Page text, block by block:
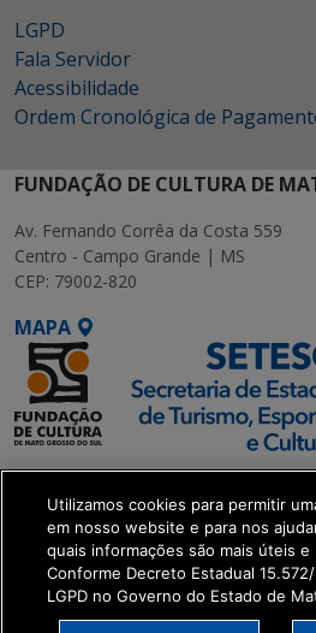
LGPD
Fala Servidor
Acessibilidade
Ordem Cronológica de
FUNDAÇÃO DE CULTURA DE
Av. Fernando Corrêa da Costa 559
Centro - Campo Grande | MS
CEP: 79002-820
MAPA
SETDIG | Secretaria-
Executiva de
Transformação Digital
get_footer();
Utilizamos cookies para permitir
em nosso website e para nos
quais informações são mais úteis
Conforme Decreto Estadual
LGPD no Governo do Estado de